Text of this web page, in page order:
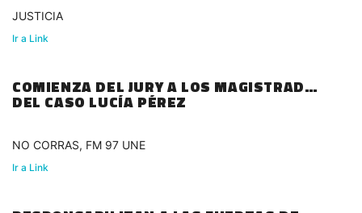
JUSTICIA
Ir a Link
COMIENZA DEL JURY A LOS MAGISTRADOS
DEL CASO LUCÍA PÉREZ
NO CORRAS, FM 97 UNE
Ir a Link